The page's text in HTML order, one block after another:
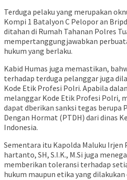
Terduga pelaku yang merupakan
Kompi 1 Batalyon C Pelopor an
ditahan di Rumah Tahanan Polres
mempertanggungjawabkan
hukum yang berlaku.
Kabid Humas juga memastikan,
terhadap terduga pelanggar juga
Kode Etik Profesi Polri. Apabila
melanggar Kode Etik Profesi Polri,
dapat dberikan sanksi tegas berupa
Dengan Hormat (PTDH) dari dinas
Indonesia.
Sementara itu Kapolda Maluku Irjen
hartanto, SH, S.I.K., M.Si juga
memberikan toleransi terhadap
hukum maupun etika yang